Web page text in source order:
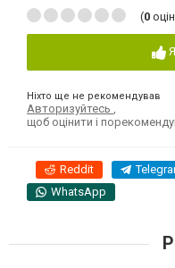
(0
Ніхто ще не рекомендував
Авторизуйтесь
щоб оцінити і
Reddit
WhatsApp